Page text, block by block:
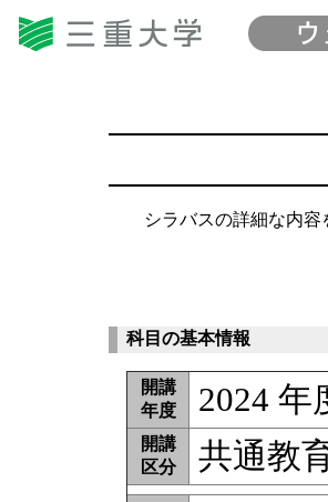
シラバスの詳細な内容
科目の基本情報
開講
年度
2024 年
開講
区分
共通教